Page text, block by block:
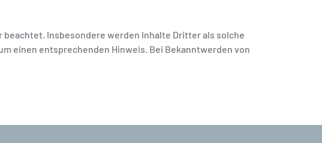
Insbesondere werden Inhalte Dritter als solche
einen entsprechenden Hinweis. Bei Bekanntwerden von